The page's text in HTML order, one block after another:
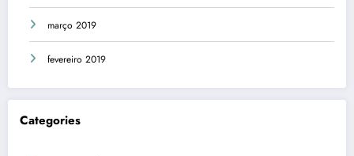
março 2019
fevereiro 2019
Categories